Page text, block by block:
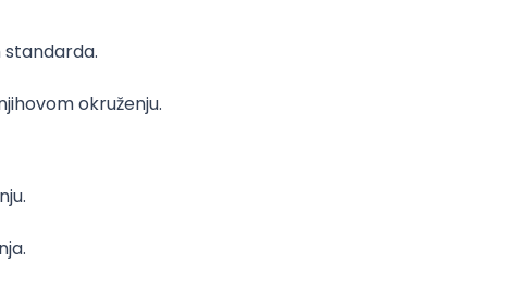
standarda.
okruženju.